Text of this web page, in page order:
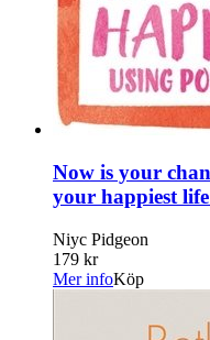
Now is your
your happiest
Niyc Pidgeon
179 kr
Mer infoKöp